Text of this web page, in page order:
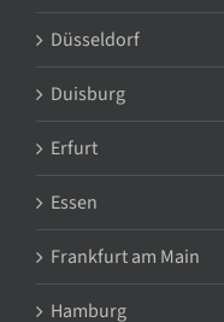
Düsseldorf
Duisburg
Erfurt
Essen
Frankfurt am Main
Hamburg